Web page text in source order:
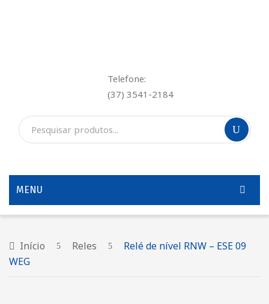
Telefone:
(37) 3541-2184
MENU
QUEM SOMOS
SERVIÇOS
Início Reles
Relé de nível RNW – ESE 09
WEG